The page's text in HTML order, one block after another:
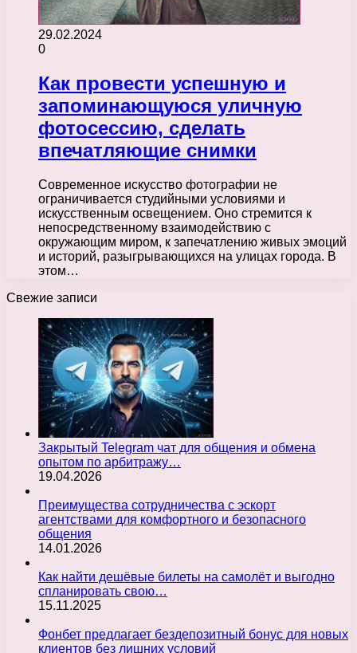
29.02.2024
0
Как провести успешную и
запоминающуюся уличную
фотосессию, сделать
впечатляющие снимки
Современное искусство фотографии не
ограничивается студийными условиями и
искусственным освещением. Оно стремится к
непосредственному взаимодействию с
окружающим миром, к запечатлению живых эмоций
и историй, разыгрывающихся на улицах города. В
этом…
Свежие записи
Закрытый Telegram чат для общения и обмена
опытом по арбитражу…
19.04.2026
Преимущества сотрудничества с эскорт
агентствами для комфортного и безопасного
общения
14.01.2026
Как найти дешёвые билеты на самолёт и выгодно
спланировать свою…
15.11.2025
Фонбет предлагает бездепозитный бонус для новых
клиентов без лишних условий